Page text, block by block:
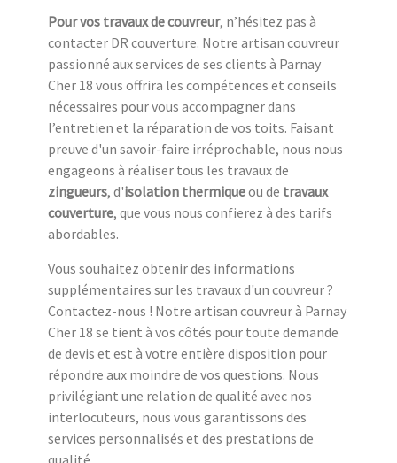
Pour vos travaux de couvreur, n’hésitez pas à
contacter DR couverture. Notre artisan couvreur
passionné aux services de ses clients à Parnay
Cher 18 vous offrira les compétences et conseils
nécessaires pour vous accompagner dans
l’entretien et la réparation de vos toits. Faisant
preuve d'un savoir-faire irréprochable, nous nous
engageons à réaliser tous les travaux de
zingueurs, d'isolation thermiqueou de travaux
couverture, que vous nous confierez à des tarifs
abordables.
Vous souhaitez obtenir des informations
supplémentaires sur les travaux d'un couvreur ?
Contactez-nous ! Notre artisan couvreur à Parnay
Cher 18 se tient à vos côtés pour toute demande
de devis et est à votre entière disposition pour
répondre aux moindre de vos questions. Nous
privilégiant une relation de qualité avec nos
interlocuteurs, nous vous garantissons des
services personnalisés et des prestations de
qualité.